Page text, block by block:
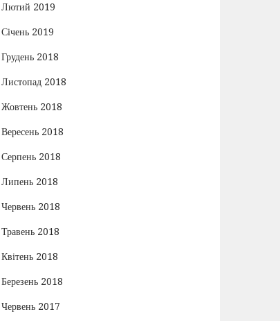
Лютий 2019
Січень 2019
Грудень 2018
Листопад 2018
Жовтень 2018
Вересень 2018
Серпень 2018
Липень 2018
Червень 2018
Травень 2018
Квітень 2018
Березень 2018
Червень 2017